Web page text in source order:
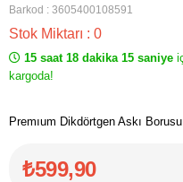
Barkod : 3605400108591
Stok Miktarı : 0
15 saat 18 dakika 15 saniye
kargoda!
Premıum Dikdörtgen Askı
₺599,90